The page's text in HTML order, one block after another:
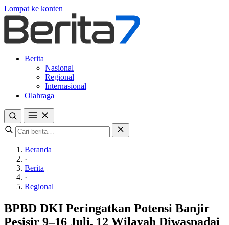
Lompat ke konten
Berita
Nasional
Regional
Internasional
Olahraga
Beranda
·
Berita
·
Regional
BPBD DKI Peringatkan Potensi Banjir
Pesisir 9–16 Juli, 12 Wilayah Diwaspadai